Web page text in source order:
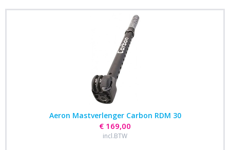
Aeron Mastverlenger Carbon RDM 30
€ 169,00
incl.BTW